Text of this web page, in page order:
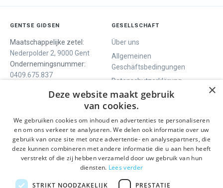
GENTSE GIDSEN
Maatschappelijke zetel:
Nederpolder 2, 9000 Gent
Ondernemingsnummer:
0409.675.837
GESELLSCHAFT
Über uns
Allgemeinen
Geschäftsbedingungen
Datenschutzerklärung
Contact
WIR BIETEN
Geführte Tour
Tagesprogramm
Aktivitäten
SOCIALS
Facebook
Instagram
LinkedIn
×
Deze website maakt gebruik
van cookies.
We gebruiken cookies om inhoud en advertenties te personaliseren
en om ons verkeer te analyseren. We delen ook informatie over uw
gebruik van onze site met onze advertentie- en analysepartners, die
deze kunnen combineren met andere informatie die u aan hen heeft
verstrekt of die zij hebben verzameld door uw gebruik van hun
diensten. Lees verder
STRIKT NOODZAKELIJK PRESTATIE